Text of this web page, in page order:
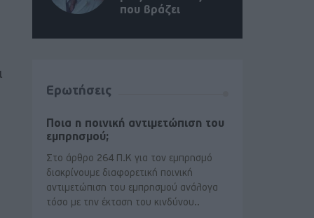
που βράζει
Ερωτήσεις
Ποια η ποινική αντιμετώπιση του
εμπρησμού;
Στο άρθρο 264 Π.Κ για τον εμπρησμό
διακρίνουμε διαφορετική ποινική
αντιμετώπιση του εμπρησμού ανάλογα
τόσο με την έκταση του κινδύνου..